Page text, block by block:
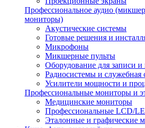
Профессиональное аудио
мониторы)
Акустические системы
Готовые решения и
Микрофоны
Микшерные пульты
Оборудование для записи и
Радиосистемы и служебная
Усилители мощности и
Профессиональные мониторы и
Медицинские мониторы
Профессиональные LCD/
Эталонные и графические